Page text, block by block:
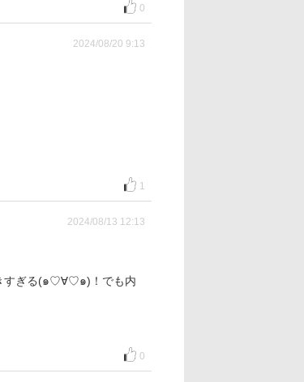
0
2024/08/20 9:13
1
2024/08/13 12:13
すぎる(๑♡∀♡๑)！でも内
0